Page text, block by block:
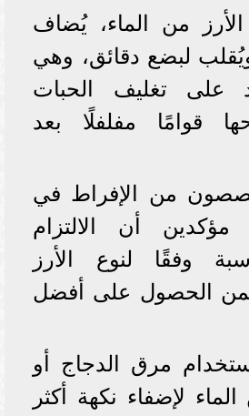
من الماء، يُضاف
لبضع دقائق، وهي
على تغليف الحبات
قوامًا مفلفلًا بعد
من الإفراط في
مؤكدين أن الالتزام
وفقًا لنوع الأرز
الحصول على أفضل
مرق الدجاج أو
لإضفاء نكهة أكثر